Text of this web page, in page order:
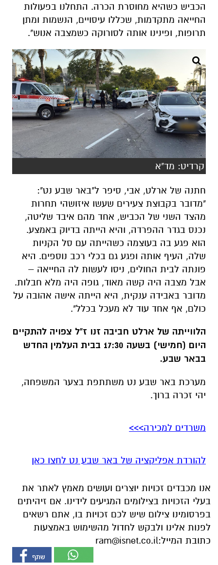
הכביש כשהיא מחוסרת הכרה. התחלנו בפעולות
החייאה מתקדמות, שכללו עיסויים, הנשמות ומתן
תרופות, ופינינו אותה לסורוקה כשמצבה אנוש".
קרדיט: מד"א
חתנה של ארלט, אבי, סיפר ל"באר שבע נט":
"מדובר בקבוצת צעירים שעשו איזושהי תחרות
מהצד השני של הכביש, אחד מהם איבד שליטה,
נכנס בגדר ההפרדה, והיא הייתה בדיוק באמצע.
הוא פגע בה בעוצמה כשהייתה עם סל הקניות
שלה, העיף אותה ופגע גם בכלי רכב נוספים. היא
פונתה לבית החולים, ניסו לעשות לה החייאה –
אבל מצבה היה קשה מאוד, גופה היה מלא חבלות.
מדובר באבידה ענקית, היא הייתה אישה אהובה על
כולם, אף אחד עוד לא מעכל בכלל".
הלווייתה של ארלט חביבה זנו ז"ל צפויה להתקיים
היום (חמישי) בשעה 17:30 בבית העלמין החדש
בבאר שבע.
מערכת באר שבע נט משתתפת בצער המשפחה,
יהי זכרה ברוך.
משרדים למכירה>>>
להורדת אפליקציה של באר שבע נט לחצו כאן
אנו מכבדים זכויות יוצרים ועושים מאמץ לאתר את
בעלי הזכויות בצילומים המגיעים לידינו. אם זיהיתים
בפרסומינו צילום שיש לכם זכויות בו, אתם רשאים
לפנות אלינו ולבקש לחדול מהשימוש באמצעות
כתובת המייל:ram@isnet.co.il